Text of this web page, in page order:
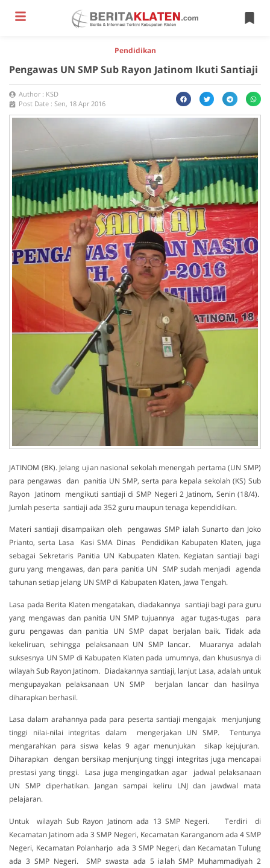
Pendidikan
Pengawas UN SMP Sub Rayon Jatinom Ikuti Santiaji
Author : KSD
Post Date : Sen, 18 Apr 2016
JATINOM (BK). Jelang ujian nasional sekolah menengah pertama (UN SMP)
para pengawas dan panitia UN SMP, serta para kepala sekolah (KS) Sub
Rayon Jatinom mengikuti santiaji di SMP Negeri 2 Jatinom, Senin (18/4).
Jumlah peserta santiaji ada 352 guru maupun tenaga kependidikan.
Materi santiaji disampaikan oleh pengawas SMP ialah Sunarto dan Joko
Prianto, serta Lasa Kasi SMA Dinas Pendidikan Kabupaten Klaten, juga
sebagai Sekretaris Panitia UN Kabupaten Klaten. Kegiatan santiaji bagi
guru yang mengawas, dan para panitia UN SMP sudah menjadi agenda
tahunan setiap jelang UN SMP di Kabupaten Klaten, Jawa Tengah.
Lasa pada Berita Klaten mengatakan, diadakannya santiaji bagi para guru
yang mengawas dan panitia UN SMP tujuannya agar tugas-tugas para
guru pengawas dan panitia UN SMP dapat berjalan baik. Tidak ada
kekeliruan, sehingga pelaksanaan UN SMP lancar. Muaranya adalah
suksesnya UN SMP di Kabupaten Klaten pada umumnya, dan khususnya di
wilayah Sub Rayon Jatinom. Diadakannya santiaji, lanjut Lasa, adalah untuk
mengupayakan pelaksanaan UN SMP berjalan lancar dan hasilnya
diharapkan berhasil.
Lasa dalam arahannya pada para peserta santiaji mengajak menjunjung
tinggi nilai-nilai integritas dalam mengerjakan UN SMP. Tentunya
mengarahkan para siswa kelas 9 agar menunjukan sikap kejujuran.
Diharapkan dengan bersikap menjunjung tinggi integritas juga mencapai
prestasi yang tinggi. Lasa juga mengingatkan agar jadwal pelaksanaan
UN SMP diperhatikan. Jangan sampai keliru LNJ dan jawdwal mata
pelajaran.
Untuk wilayah Sub Rayon Jatinom ada 13 SMP Negeri. Terdiri di
Kecamatan Jatinom ada 3 SMP Negeri, Kecamatan Karanganom ada 4 SMP
Negeri, Kecamatan Polanharjo ada 3 SMP Negeri, dan Kecamatan Tulung
ada 3 SMP Negeri. SMP swasta ada 5 ialah SMP Muhammadiyah 2